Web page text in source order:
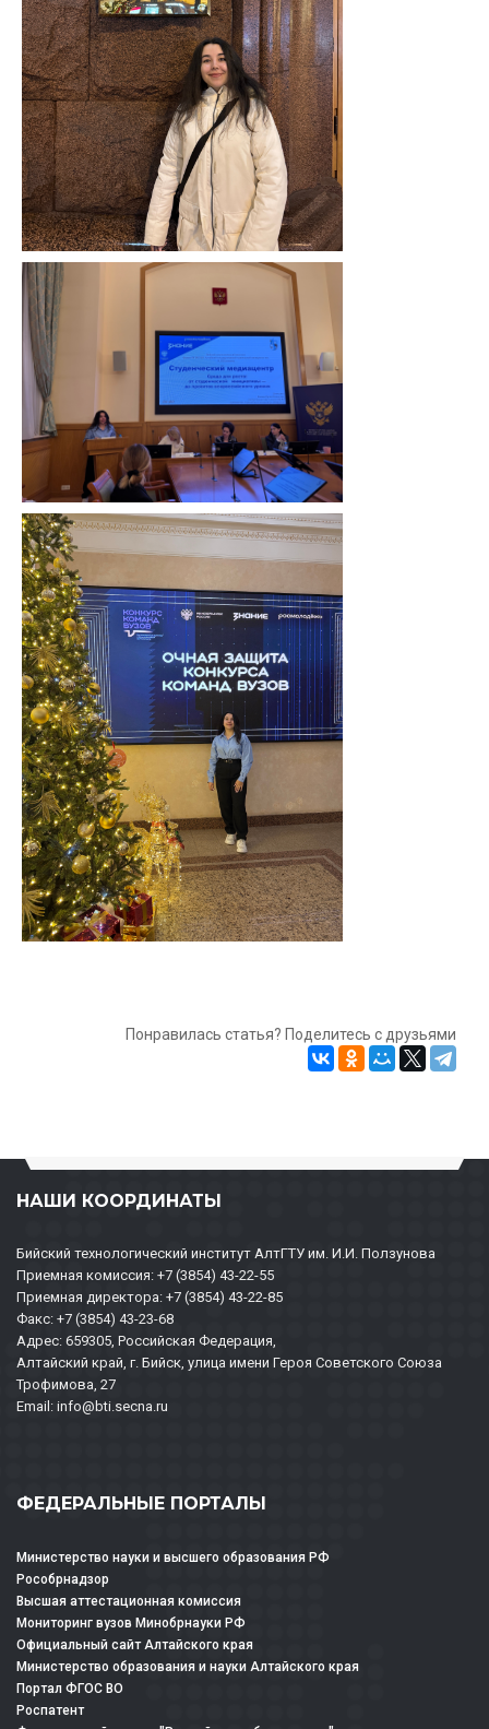
Понравилась статья? Поделитесь с друзьями
НАШИ КООРДИНАТЫ
Бийский технологический институт АлтГТУ им. И.И. Ползунова
Приемная комиссия: +7 (3854) 43-22-55
Приемная директора: +7 (3854) 43-22-85
Факс: +7 (3854) 43-23-68
Адрес: 659305, Российская Федерация,
Алтайский край, г. Бийск, улица имени Героя Советского Союза
Трофимова, 27
Email: info@bti.secna.ru
ФЕДЕРАЛЬНЫЕ ПОРТАЛЫ
Министерство науки и высшего образования РФ
Рособрнадзор
Высшая аттестационная комиссия
Мониторинг вузов Минобрнауки РФ
Официальный сайт Алтайского края
Министерство образования и науки Алтайского края
Портал ФГОС ВО
Роспатент